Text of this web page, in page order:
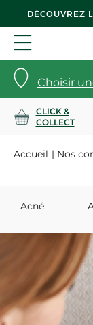
DÉCOUVREZ
Choisir
CLICK &
COLLECT
Accueil Nos
Acné